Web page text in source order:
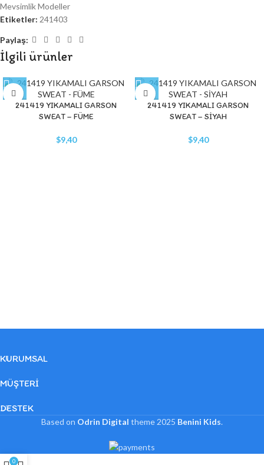
Mevsimlik Modeller
Etiketler: 241403
Paylaş:
İlgili ürünler
241419 YIKAMALI GARSON
SWEAT – FÜME
$9,40
241419 YIKAMALI GARSON
SWEAT – SİYAH
$9,40
KURUMSAL
MÜŞTERI
DESTEK
Based on Odrin Digital theme 2025 Benini Kids.
0